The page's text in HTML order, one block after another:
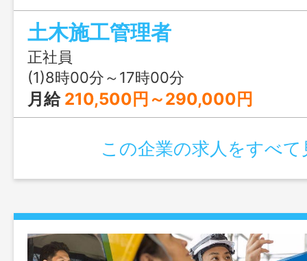
工程管理、写真撮影等 ・書類作成、提
年程度は研修期間として先輩社員が受け
し各工事における一連の流れを学んで
更範囲；会社内すべての業務」
土木施工管理者
正社員
(1)8時00分～17時00分
月給 210,500円～290,000円
この企業の求人をすべて